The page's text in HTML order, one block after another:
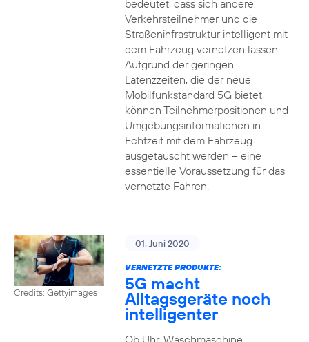
bedeutet, dass sich andere
Verkehrsteilnehmer und die
Straßeninfrastruktur intelligent mit
dem Fahrzeug vernetzen lassen.
Aufgrund der geringen
Latenzzeiten, die der neue
Mobilfunkstandard 5G bietet,
können Teilnehmerpositionen und
Umgebungsinformationen in
Echtzeit mit dem Fahrzeug
ausgetauscht werden – eine
essentielle Voraussetzung für das
vernetzte Fahren.
Credits: Gettyimages
01. Juni 2020
VERNETZTE PRODUKTE:
5G macht
Alltagsgeräte noch
intelligenter
Ob Uhr, Waschmaschine,